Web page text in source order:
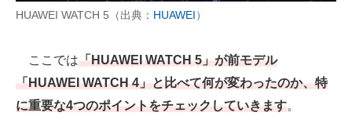
ITエンジニア向け専門サイト
HUAWEI WATCH 5（出典： HUAWEI）
ここでは「HUAWEI WATCH 5」が前モデル
「HUAWEI WATCH 4」と比べて何が変わったのか、特
に重要な4つのポイントをチェックしていきます。